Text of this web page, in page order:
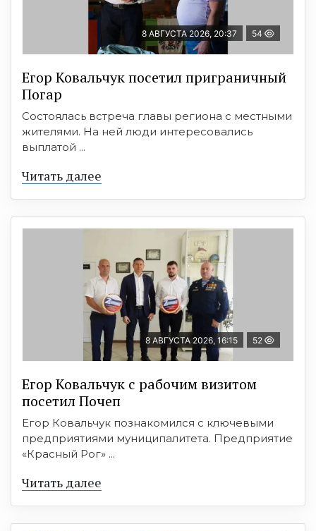
8 АВГУСТА 2026, 20:37 54
Егор Ковальчук посетил приграничный
Погар
Состоялась встреча главы региона с местными
жителями. На ней люди интересовались
выплатой ...
Читать далее
8 АВГУСТА 2026, 16:15 52
Егор Ковальчук с рабочим визитом
посетил Почеп
Егор Ковальчук познакомился с ключевыми
предприятиями муниципалитета. Предприятие
«Красный Рог» ...
Читать далее